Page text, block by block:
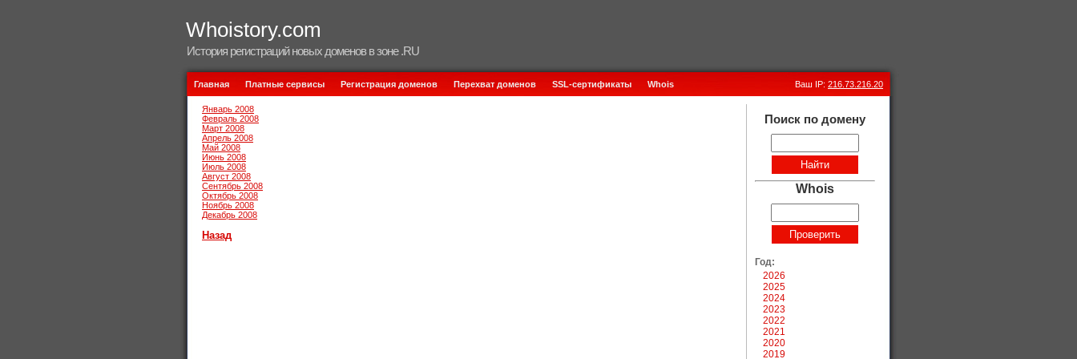
Whoistory.com
История регистраций новых доменов в зоне .RU
Главная Платные сервисы Регистрация доменов Перехват доменов SSL-сертификаты Whois Ваш IP: 216.73.216.20
Январь 2008
Февраль 2008
Март 2008
Апрель 2008
Май 2008
Июнь 2008
Июль 2008
Август 2008
Сентябрь 2008
Октябрь 2008
Ноябрь 2008
Декабрь 2008
Назад
Поиск по домену
Whois
Год:
2026
2025
2024
2023
2022
2021
2020
2019